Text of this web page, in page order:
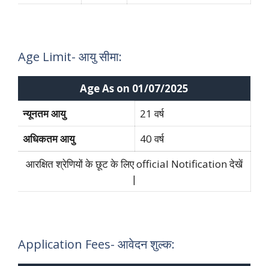
Age Limit- आयु सीमा:
Age As on 01/07/2025
न्यूनतम आयु
21 वर्ष
अधिकतम आयु
40 वर्ष
आरक्षित श्रेणियों के छूट के लिए official Notification देखें
|
Application Fees- आवेदन शुल्क: